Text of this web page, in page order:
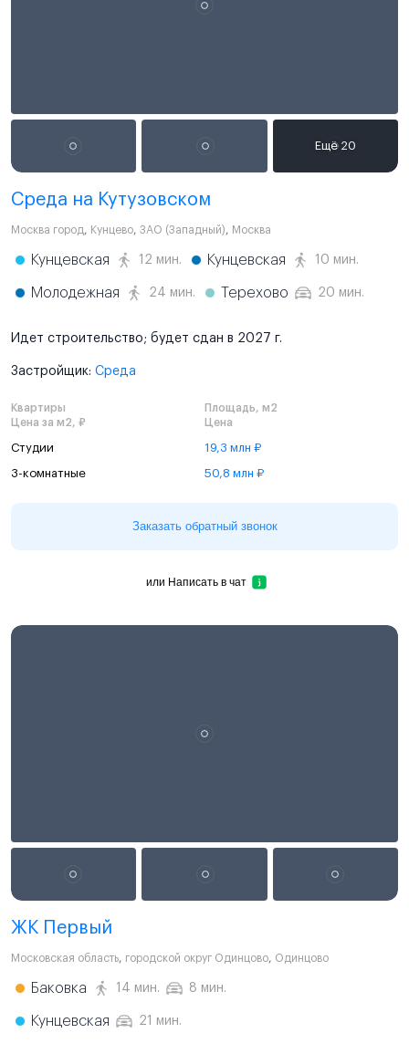
Среда на Кутузовском
Москва город, Кунцево, ЗАО (Западный), Москва
Кунцевская 12 мин. Кунцевская 10 мин.
Молодежная 24 мин. Терехово 20 мин.
Идет строительство; будет сдан в 2027 г.
Застройщик: Среда
Квартиры
Площадь, м2
Цена за м2, ₽
Цена
Студии 19,3 млн ₽
3-комнатные 50,8 млн ₽
Заказать обратный звонок
или Написать в чат
ЖК Первый
Московская область, городской округ Одинцово, Одинцово
Баковка 14 мин. 8 мин.
Кунцевская 21 мин.